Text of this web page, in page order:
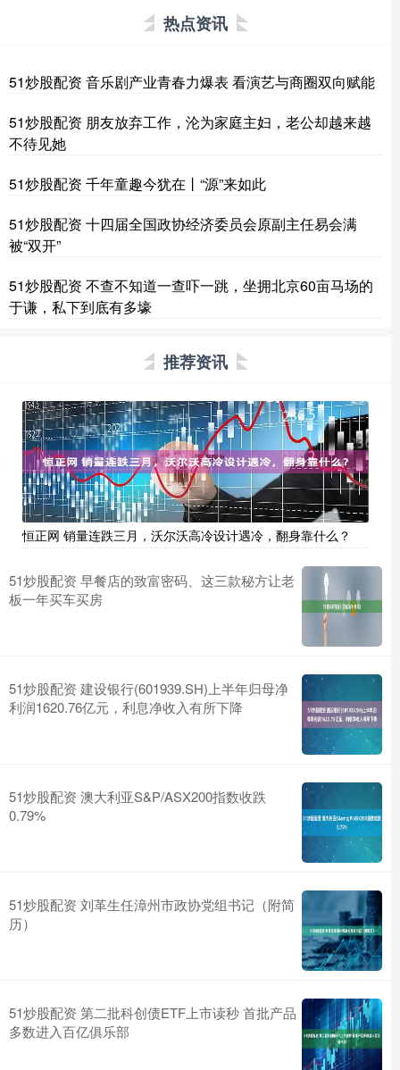
热点资讯
51炒股配资 音乐剧产业青春力爆表 看演艺与商圈双向赋能
51炒股配资 朋友放弃工作，沦为家庭主妇，老公却越来越
不待见她
51炒股配资 千年童趣今犹在丨“源”来如此
51炒股配资 十四届全国政协经济委员会原副主任易会满
被“双开”
51炒股配资 不查不知道一查吓一跳，坐拥北京60亩马场的
于谦，私下到底有多壕
推荐资讯
恒正网 销量连跌三月，沃尔沃高冷设计遇冷，翻身靠什么？
51炒股配资 早餐店的致富密码、这三款秘方让老
板一年买车买房
51炒股配资 建设银行(601939.SH)上半年归母净
利润1620.76亿元，利息净收入有所下降
51炒股配资 澳大利亚S&P/ASX200指数收跌
0.79%
51炒股配资 刘革生任漳州市政协党组书记（附简
历）
51炒股配资 第二批科创债ETF上市读秒 首批产品
多数进入百亿俱乐部